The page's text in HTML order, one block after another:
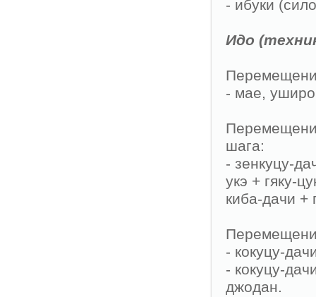
- ибуки
Идо
- мае,
шага:
- зенкуцу-
укэ + гяку-
киба-дачи +
- кокуцу-
- кокуцу-
джодан.